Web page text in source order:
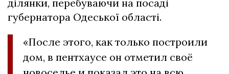
ділянки, перебуваючи на посаді
губернатора Одеської області.
«После этого, как только построили
дом, в пентхаусе он отметил своё